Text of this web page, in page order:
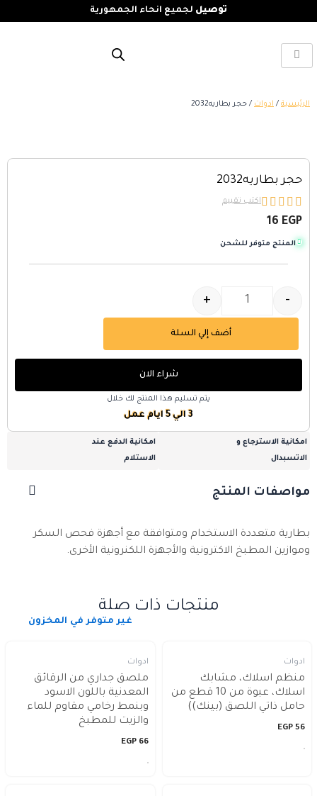
توصيل لجميع انحاء الجمهورية
الرئيسية / ادوات / حجر بطاريه2032
حجر بطاريه2032




اكتب تقييم
16 EGP
المنتج متوفر للشحن
-
+
أضف إلي السلة
شراء الان
يتم تسليم هذا المنتج لك خلال
3 الي 5 ايام عمل
امكانية الاسترجاع و
الاتسبدال
امكانية الدفع عند
الاستلام
مواصفات المنتج
بطارية متعددة الاستخدام ومتوافقة مع أجهزة فحص السكر
وموازين المطبخ الاكترونية والأجهزة اللكنرونية الأخرى.
منتجات ذات صلة
ادوات
منظم اسلاك، مشابك
اسلاك، عبوة من 10 قطع من
حامل ذاتي اللصق (بينك))
56
EGP
غير متوفر في المخزون
ادوات
ملصق جداري من الرقائق
المعدنية باللون الاسود
وبنمط رخامي مقاوم للماء
والزيت للمطبخ
66
EGP